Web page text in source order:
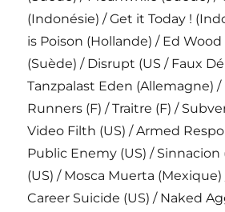
(Indonésie) / Get it Today !
is Poison (Hollande) / Ed Wood
(Suède) / Disrupt (US / Faux
Tanzpalast Eden (Allemagne)
Runners (F) / Traitre (F) /
Video Filth (US) / Armed
Public Enemy (US) / Sinnacion
(US) / Mosca Muerta
Career Suicide (US) / Naked